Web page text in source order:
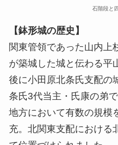
石階段と
【鉢形城の歴史】
関東管領であった山内上
が築城した城と伝わる平
後に小田原北条氏支配の
条氏3代当主・氏康の弟
地方において有数の規模
充。北関東支配における